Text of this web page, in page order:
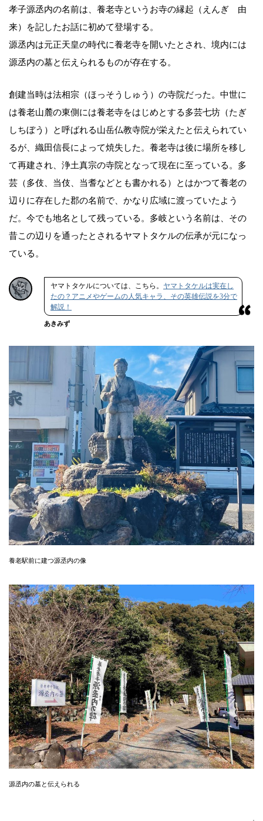
孝子源丞内の名前は、養老寺というお寺の縁起（えんぎ 由
来）を記したお話に初めて登場する。
源丞内は元正天皇の時代に養老寺を開いたとされ、境内には
源丞内の墓と伝えられるものが存在する。
創建当時は法相宗（ほっそうしゅう）の寺院だった。中世に
は養老山麓の東側には養老寺をはじめとする多芸七坊（たぎ
しちぼう）と呼ばれる山岳仏教寺院が栄えたと伝えられてい
るが、織田信長によって焼失した。養老寺は後に場所を移し
て再建され、浄土真宗の寺院となって現在に至っている。多
芸（多伎、当伎、当耆などとも書かれる）とはかつて養老の
辺りに存在した郡の名前で、かなり広域に渡っていたよう
だ。今でも地名として残っている。多岐という名前は、その
昔この辺りを通ったとされるヤマトタケルの伝承が元になっ
ている。
ヤマトタケルについては、こちら。 ヤマトタケルは実在し
たの？アニメやゲームの人気キャラ、その英雄伝説を3分で
解説！
あきみず
養老駅前に建つ源丞内の像
源丞内の墓と伝えられる